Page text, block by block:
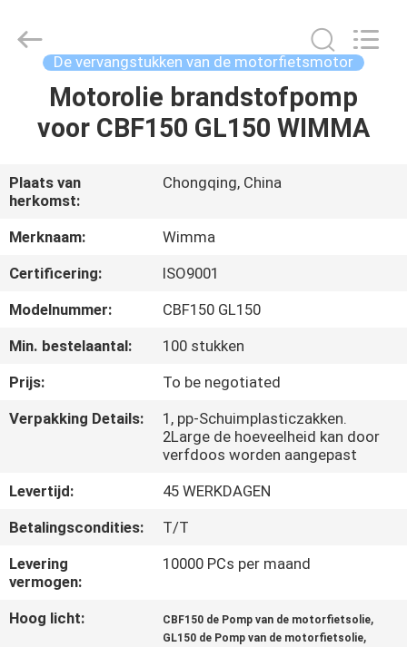
THUIS
VIDEO'S
OVER
ONS
FABRIEKSTOCHT
KWALITEITSCONTROLE
VRAAG
EEN
OFFERTE
Spare
Parts
De vervangstukken van de motorfietsmotor
Motorolie brandstofpomp
voor CBF150 GL150 WIMMA
Plaats van
herkomst:
Chongqing, China
Merknaam:
Wimma
Certificering:
ISO9001
Modelnummer:
CBF150 GL150
Min. bestelaantal:
100 stukken
Prijs:
To be negotiated
Verpakking Details:
1, pp-Schuimplasticzakken.
2Large de hoeveelheid kan door
verfdoos worden aangepast
Levertijd:
45 WERKDAGEN
Betalingscondities:
T/T
Levering
vermogen:
10000 PCs per maand
Hoog licht: CBF150 de Pomp van de motorfietsolie,
GL150 de Pomp van de motorfietsolie,